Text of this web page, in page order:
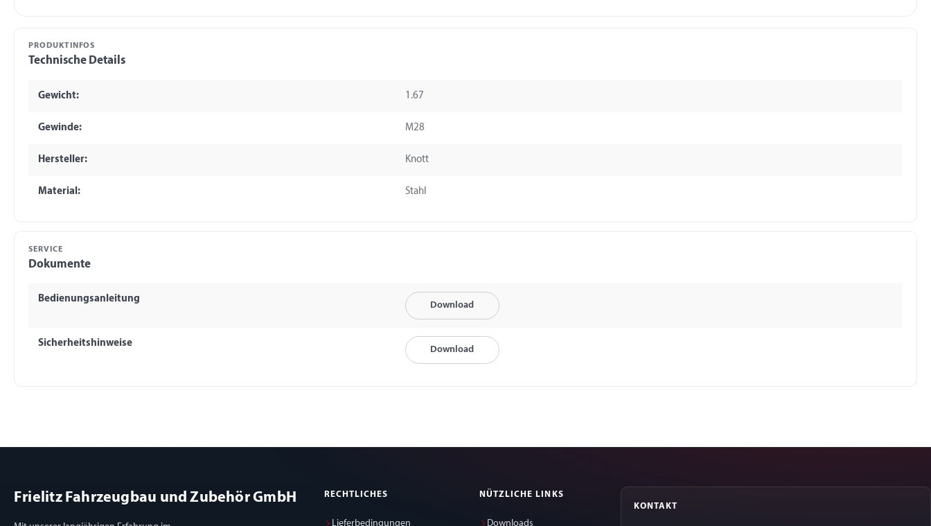
PRODUKTINFOS
Technische Details
Gewicht: 1.67
Gewinde: M28
Hersteller: Knott
Material: Stahl
SERVICE
Dokumente
Bedienungsanleitung
Download
Sicherheitshinweise
Download
Frielitz Fahrzeugbau und Zubehör GmbH RECHTLICHES
Lieferbedingungen
NÜTZLICHE LINKS
Downloads
KONTAKT